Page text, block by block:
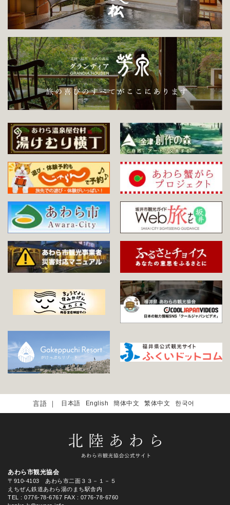
日本語 English 簡体中文 繁体中文 한국어
あわら市観光協会
〒910-4103 あわら市二面３３－１－５
えちぜん鉄道あわら湯のまち駅舎内
TEL
: 0776-78-6767 FAX : 0776-78-6760